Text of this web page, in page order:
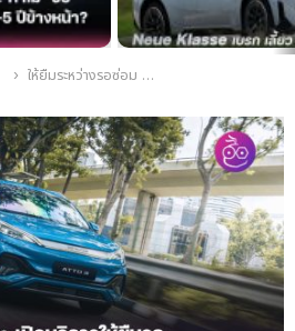
ให้ยืมระหว่างรอซ่อม RÊVER Automotive เปิดบริการให้ยืมรถ สำหรับลูกค้าที่รออะไหล่นานเกิน 1 เดือน